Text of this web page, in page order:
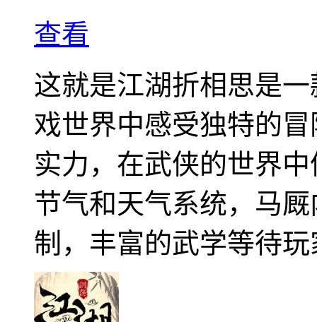
查看
这就是江湖折相思是
戏世界中感受独特的
实力，在武侠的世界
节气和天气系统，马
制，丰富的武学等待